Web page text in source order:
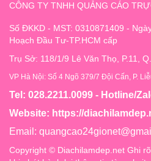
CÔNG TY TNHH QUẢNG CÁO
Số ĐKKD - MST: 0310871409 -
Hoạch Đầu Tư-TP.HCM cấp
Trụ Sở: 118/1/9 Lê Văn Thọ, P.11,
VP Hà Nội: Số 4 Ngõ 379/7 Đội Cấn, P.
Tel: 028.2211.0099 - Hotline/
Website: https://
Email:
Copyright © Diachilamdep.net Ghi